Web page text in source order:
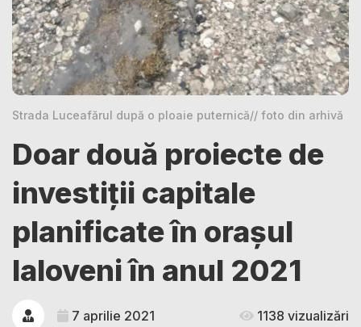
Strada Luceafărul după o ploaie puternică// foto din arhivă
Doar două proiecte de
investiții capitale
planificate în orașul
Ialoveni în anul 2021
7 aprilie 2021 1138 vizualizări